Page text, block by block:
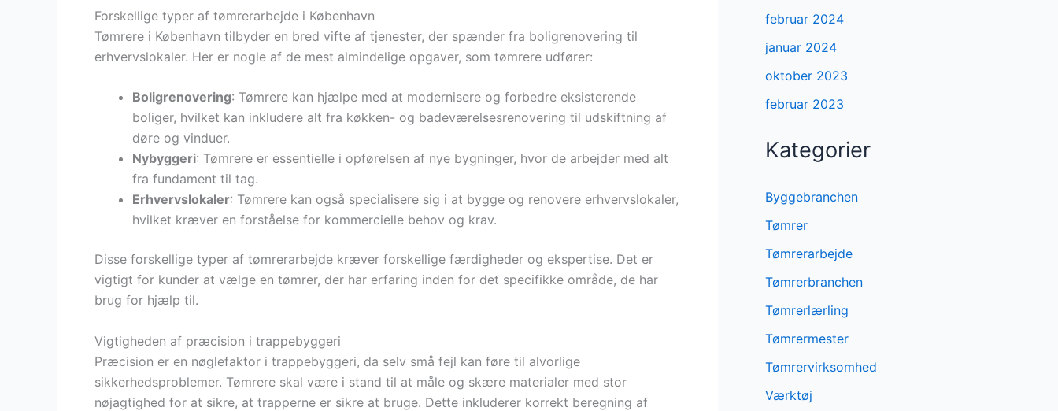
Forskellige typer af tømrerarbejde i København
Tømrere i København tilbyder en bred vifte af tjenester, der spænder fra boligrenovering til
erhvervslokaler. Her er nogle af de mest almindelige opgaver, som tømrere udfører:
Boligrenovering: Tømrere kan hjælpe med at modernisere og forbedre eksisterende
boliger, hvilket kan inkludere alt fra køkken- og badeværelsesrenovering til udskiftning af
døre og vinduer.
Nybyggeri: Tømrere er essentielle i opførelsen af nye bygninger, hvor de arbejder med alt
fra fundament til tag.
Erhvervslokaler: Tømrere kan også specialisere sig i at bygge og renovere erhvervslokaler,
hvilket kræver en forståelse for kommercielle behov og krav.
Disse forskellige typer af tømrerarbejde kræver forskellige færdigheder og ekspertise. Det er
vigtigt for kunder at vælge en tømrer, der har erfaring inden for det specifikke område, de har
brug for hjælp til.
Vigtigheden af præcision i trappebyggeri
Præcision er en nøglefaktor i trappebyggeri, da selv små fejl kan føre til alvorlige
sikkerhedsproblemer. Tømrere skal være i stand til at måle og skære materialer med stor
nøjagtighed for at sikre, at trapperne er sikre at bruge. Dette inkluderer korrekt beregning af
februar 2024
januar 2024
oktober 2023
februar 2023
Kategorier
Byggebranchen
Tømrer
Tømrerarbejde
Tømrerbranchen
Tømrerlærling
Tømrermester
Tømrervirksomhed
Værktøj